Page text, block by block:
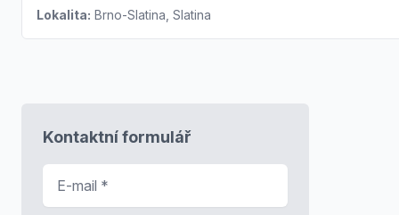
Lokalita: Brno-Slatina, Slatina
Kontaktní formulář